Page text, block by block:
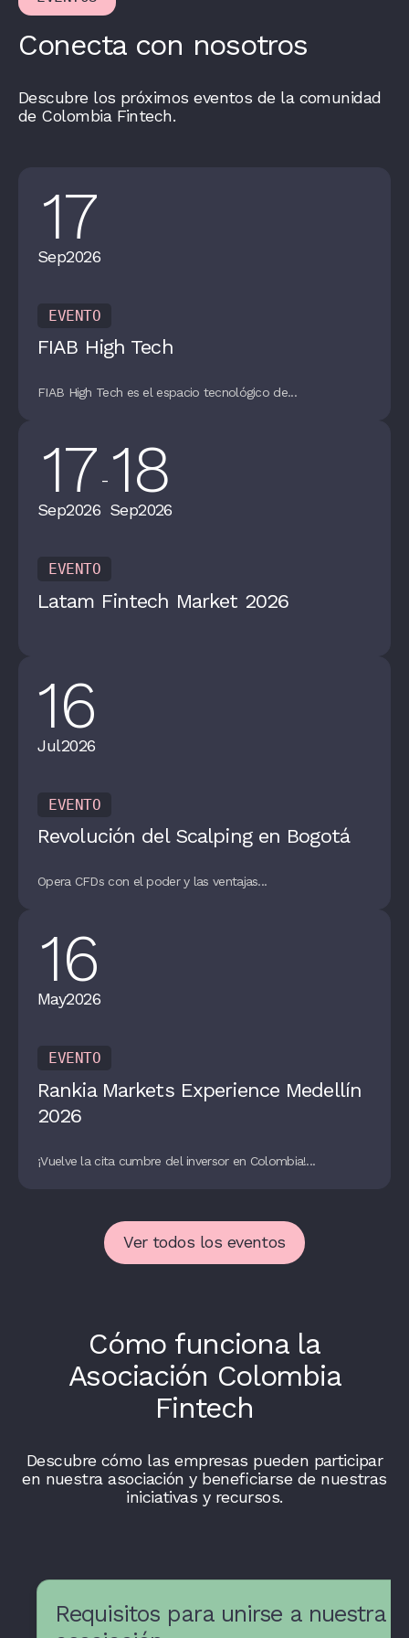
Conecta con nosotros
Descubre los próximos eventos de la comunidad
de Colombia Fintech.
17
Sep2026
EVENTO
FIAB High Tech
FIAB High Tech es el espacio tecnológico de...
17
Sep2026
- 18
Sep2026
EVENTO
Latam Fintech Market 2026
16
Jul2026
EVENTO
Revolución del Scalping en Bogotá
Opera CFDs con el poder y las ventajas...
16
May2026
EVENTO
Rankia Markets Experience Medellín
2026
¡Vuelve la cita cumbre del inversor en Colombia!...
Ver todos los eventos
Cómo funciona la
Asociación Colombia
Fintech
Descubre cómo las empresas pueden participar
en nuestra asociación y beneficiarse de nuestras
iniciativas y recursos.
Requisitos para unirse a nuestra